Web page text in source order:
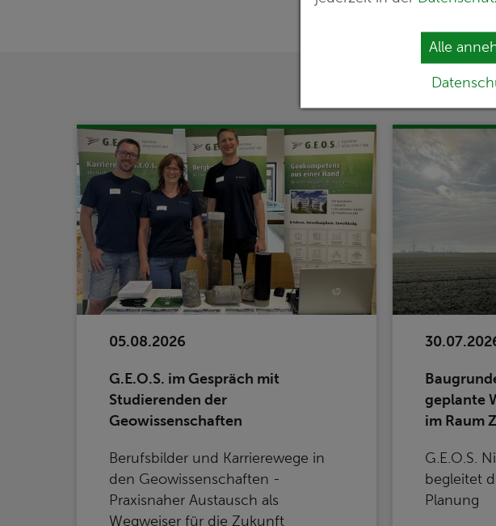
Alle
05.08.2026
G.E.O.S. im Gespräch mit
Studierenden der
Geowissenschaften
Berufsbilder und Karrierewege in
den Geowissenschaften -
Praxisnaher Austausch als
Wegweiser für die Zukunft
geplante
im Raum
G.E.O.S.
begleitet
Planung